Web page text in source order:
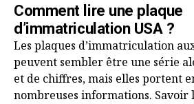
Comment lire une plaque
d’immatriculation USA ?
Les plaques d’immatriculation
peuvent sembler être une série
et de chiffres, mais elles portent
nombreuses informations. Savoir